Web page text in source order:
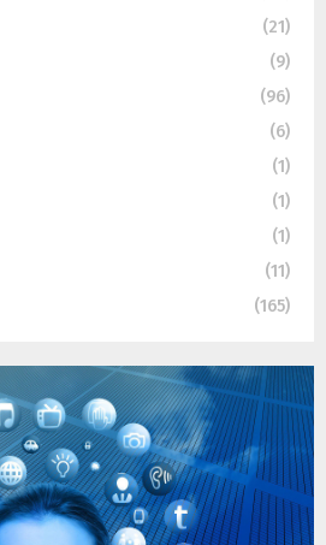
(21)
(9)
(96)
(6)
(1)
(1)
(1)
(11)
(165)